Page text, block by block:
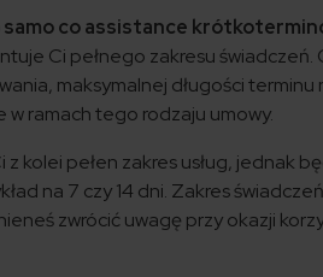
co assistance
Ci pełnego zakresu
maksymalnej długości
ramach tego rodzaju umowy.
kolei pełen zakres usług, jednak
na 7 czy 14 dni. Zakres
zwrócić uwagę przy okazji